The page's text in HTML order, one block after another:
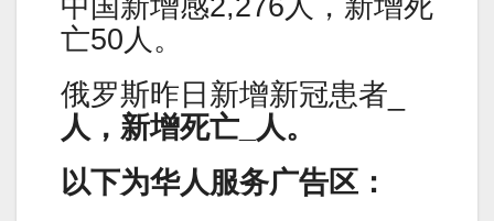
亡50人。
俄罗斯昨日新增新冠患者_
人，新增死亡_人。
以下为华人服务广告区：